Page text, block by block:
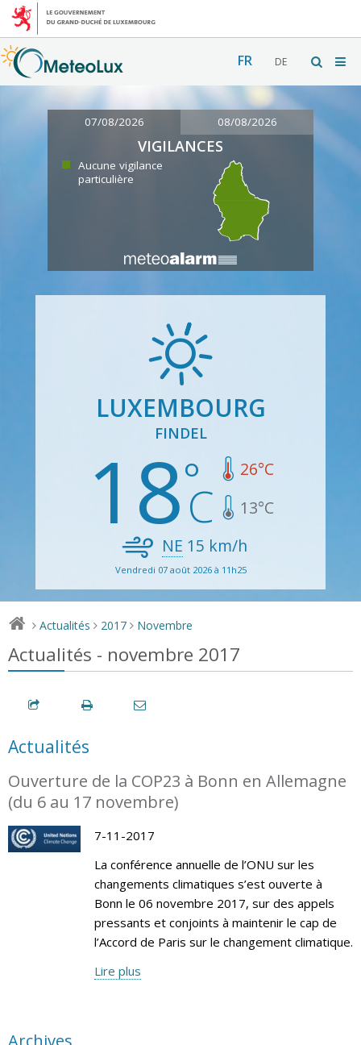
FR DE
07/08/2026 08/08/2026
VIGILANCES
Aucune vigilance
particulière
LUXEMBOURG
FINDEL
18 26°C
13°C
NE 15 km/h
Vendredi 07 août 2026 à 11h25
> Actualités > 2017 > Novembre
Actualités - novembre 2017
Actualités
Ouverture de la COP23 à Bonn en Allemagne
(du 6 au 17 novembre)
7-11-2017
La conférence annuelle de l’ONU sur les
changements climatiques s’est ouverte à
Bonn le 06 novembre 2017, sur des appels
pressants et conjoints à maintenir le cap de
l’Accord de Paris sur le changement climatique.
Lire plus
Archives